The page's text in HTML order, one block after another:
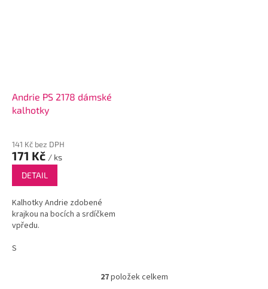
Andrie PS 2178 dámské
kalhotky
141 Kč bez DPH
171 Kč / ks
DETAIL
Kalhotky Andrie zdobené
krajkou na bocích a srdíčkem
vpředu.
S
O
27položek celkem